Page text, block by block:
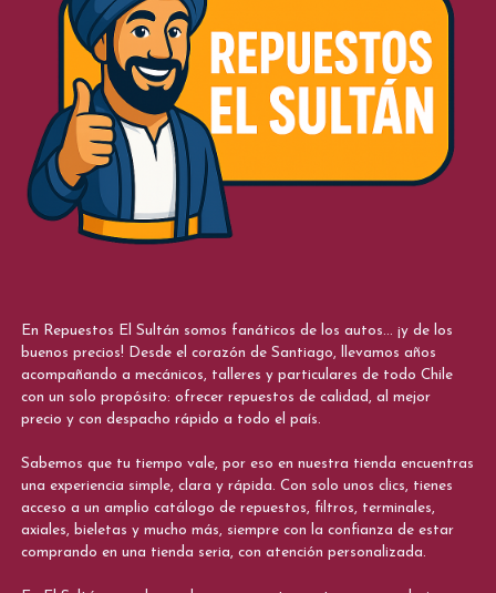
En Repuestos El Sultán somos fanáticos de los autos... ¡y de los
buenos precios! Desde el corazón de Santiago, llevamos años
acompañando a mecánicos, talleres y particulares de todo Chile
con un solo propósito: ofrecer repuestos de calidad, al mejor
precio y con despacho rápido a todo el país.
Sabemos que tu tiempo vale, por eso en nuestra tienda encuentras
una experiencia simple, clara y rápida. Con solo unos clics, tienes
acceso a un amplio catálogo de repuestos, filtros, terminales,
axiales, bieletas y mucho más, siempre con la confianza de estar
comprando en una tienda seria, con atención personalizada.